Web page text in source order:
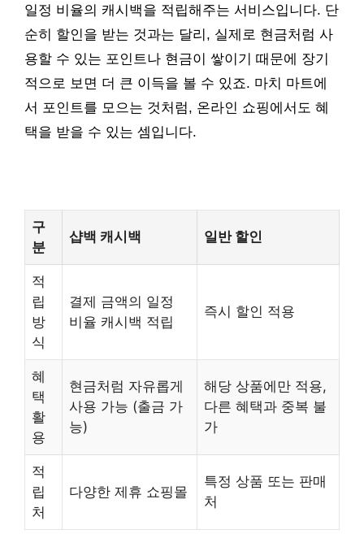
일정 비율의 캐시백을 적립해주는 서비스입니다. 단
순히 할인을 받는 것과는 달리, 실제로 현금처럼 사
용할 수 있는 포인트나 현금이 쌓이기 때문에 장기
적으로 보면 더 큰 이득을 볼 수 있죠. 마치 마트에
서 포인트를 모으는 것처럼, 온라인 쇼핑에서도 혜
택을 받을 수 있는 셈입니다.
구
분
샵백 캐시백 일반 할인
적
립
방
식
결제 금액의 일정
비율 캐시백 적립
즉시 할인 적용
혜
택
활
용
현금처럼 자유롭게
사용 가능 (출금 가
능)
해당 상품에만 적용,
다른 혜택과 중복 불
가
적
립
처
다양한 제휴 쇼핑몰
특정 상품 또는 판매
처